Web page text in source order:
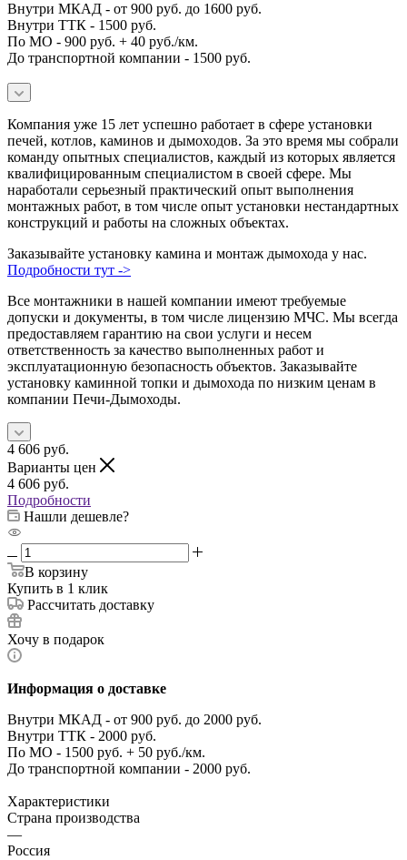
Внутри МКАД - от 900 руб. до 1600 руб.
Внутри ТТК - 1500 руб.
По МО - 900 руб. + 40 руб./км.
До транспортной компании - 1500 руб.
Компания уже 15 лет успешно работает в сфере установки
печей, котлов, каминов и дымоходов. За это время мы собрали
команду опытных специалистов, каждый из которых является
квалифицированным специалистом в своей сфере. Мы
наработали серьезный практический опыт выполнения
монтажных работ, в том числе опыт установки нестандартных
конструкций и работы на сложных объектах.
Заказывайте установку камина и монтаж дымохода у нас.
Подробности тут ->
Все монтажники в нашей компании имеют требуемые
допуски и документы, в том числе лицензию МЧС. Мы всегда
предоставляем гарантию на свои услуги и несем
ответственность за качество выполненных работ и
эксплуатационную безопасность объектов. Заказывайте
установку каминной топки и дымохода по низким ценам в
компании Печи-Дымоходы.
4 606 руб.
Варианты цен
4 606 руб.
Подробности
Нашли дешевле?
В корзину
Купить в 1 клик
Рассчитать доставку
Хочу в подарок
Информация о доставке
Внутри МКАД - от 900 руб. до 2000 руб.
Внутри ТТК - 2000 руб.
По МО - 1500 руб. + 50 руб./км.
До транспортной компании - 2000 руб.
Характеристики
Страна производства
—
Россия